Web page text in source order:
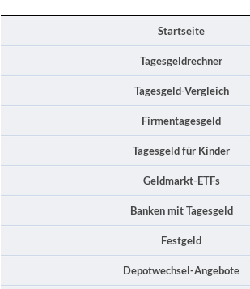
Startseite
Tagesgeldrechner
Tagesgeld-Vergleich
Firmentagesgeld
Tagesgeld für Kinder
Geldmarkt-ETFs
Banken mit Tagesgeld
Festgeld
Depotwechsel-Angebote